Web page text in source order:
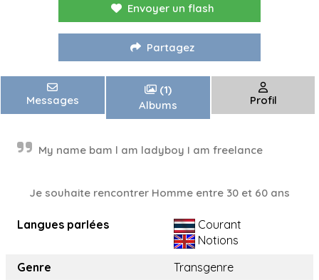
Envoyer un flash
Partagez
Messages
(1)
Albums
Profil
My name bam l am ladyboy I am freelance
Je souhaite rencontrer Homme entre 30 et 60 ans
Langues parlées
Courant
Notions
Genre
Transgenre